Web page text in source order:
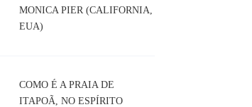
MONICA PIER (CALIFORNIA,
EUA)
COMO É A PRAIA DE
ITAPOÃ, NO ESPÍRITO